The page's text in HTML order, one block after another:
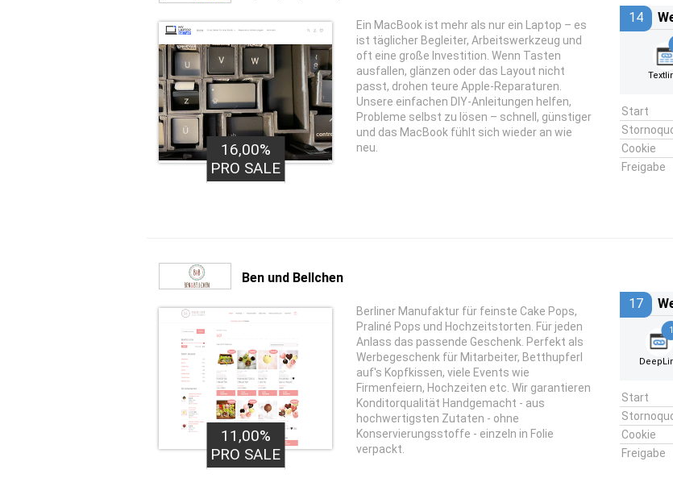
16,00%
PRO SALE
Ein MacBook ist mehr als nur ein Laptop – es
ist täglicher Begleiter, Arbeitswerkzeug und
oft eine große Investition. Wenn Tasten
ausfallen, glänzen oder das Layout nicht
passt, drohen teure Apple-Reparaturen.
Unsere einfachen DIY-Anleitungen helfen,
Probleme selbst zu lösen – schnell, günstiger
und das MacBook fühlt sich wieder an wie
neu.
14
Start
Cookie
Freigabe
Ben und Bellchen
11,00%
PRO SALE
Berliner Manufaktur für feinste Cake Pops,
Praliné Pops und Hochzeitstorten. Für jeden
Anlass das passende Geschenk. Perfekt als
Werbegeschenk für Mitarbeiter, Betthupferl
auf's Kopfkissen, viele Events wie
Firmenfeiern, Hochzeiten etc. Wir garantieren
Konditorqualität Handgemacht - aus
hochwertigsten Zutaten - ohne
Konservierungsstoffe - einzeln in Folie
verpackt.
17
1
Start
Cookie
Freigabe